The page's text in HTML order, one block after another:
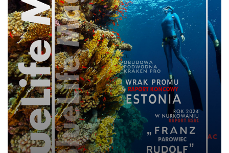
Suunto Nautic S z nową aktualizacją.
Freediving, trimix i…
793
Profesor James Bell z Uniwersytetu Wiktorii
w Wellington przyznał, że w ciągu 25 lat
pracy nie widział większego czarnego
koralowca. Większość kolonii
obserwowanych podczas nurkowań osiąga